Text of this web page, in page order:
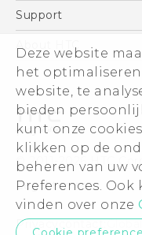
Deze website
het
website, te
bieden
kunt onze
klikken op de
beheren van uw
Preferences.
vinden over onze
Deutsch -
English
English -
Vive
Accessoires
HTC Vive
Aan de slag
Support
Support voor
About HTC
ESG
Informatie over het
Voor beleggers
Cookie Preferences
Vacatures
Security and
© 2011-2026 HTC
Legal terms
Privacycontact: